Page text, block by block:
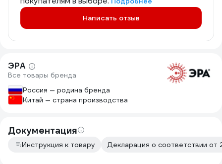
Написать отзыв
ЭРА
Все товары бренда
Россия — родина бренда
Китай — страна производства
Документация
Инструкция к товару Декларация о соответствии от